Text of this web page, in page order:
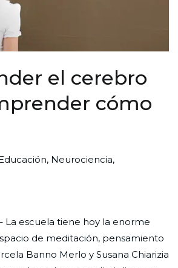
el cerebro
cómo
, Neurociencia,
La escuela tiene hoy la enorme
de meditación, pensamiento
Banno Merlo y Susana Chiarizia